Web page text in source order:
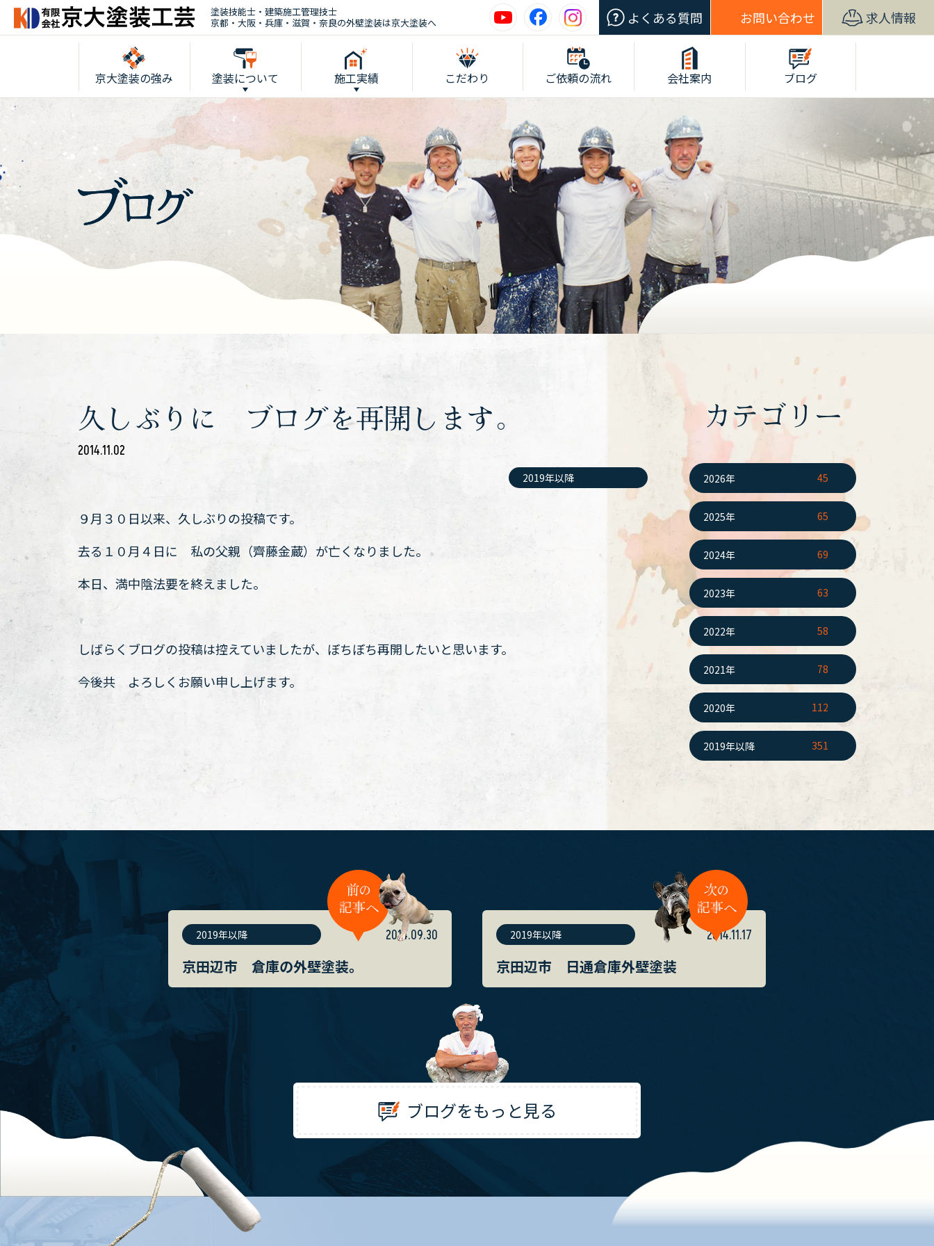
塗装技能士・建築施工管理技士
京都・大阪・兵庫・滋賀・奈良の外壁塗装は京大塗装へ
よくある質問 お問い合わせ 求人情報
京大塗装の強み 塗装について 施工実績 こだわり ご依頼の流れ 会社案内 ブログ
久しぶりに ブログを再開します。
2014.11.02
2019年以降
９月３０日以来、久しぶりの投稿です。
去る１０月４日に 私の父親（齊藤金蔵）が亡くなりました。
本日、満中陰法要を終えました。
しばらくブログの投稿は控えていましたが、ぼちぼち再開したいと思います。
今後共 よろしくお願い申し上げます。
カテゴリー
2026年 45
2025年 65
2024年 69
2023年 63
2022年 58
2021年 78
2020年 112
2019年以降 351
2019年以降 2014.09.30
京田辺市 倉庫の外壁塗装。
2019年以降 2014.11.17
京田辺市 日通倉庫外壁塗装
ブログをもっと見る